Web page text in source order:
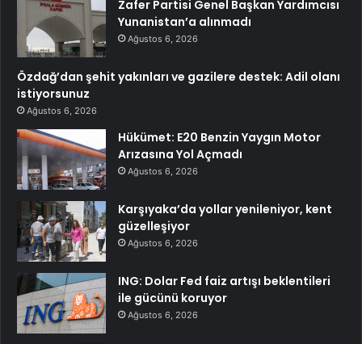
Zafer Partisi Genel Başkan Yardımcısı
Yunanistan’a alınmadı
Ağustos 6, 2026
Özdağ’dan şehit yakınları ve gazilere destek: Adil olanı
istiyorsunuz
Ağustos 6, 2026
Hükümet: E20 Benzin Yaygın Motor
Arızasına Yol Açmadı
Ağustos 6, 2026
Karşıyaka’da yollar yenileniyor, kent
güzelleşiyor
Ağustos 6, 2026
ING: Dolar Fed faiz artışı beklentileri
ile gücünü koruyor
Ağustos 6, 2026